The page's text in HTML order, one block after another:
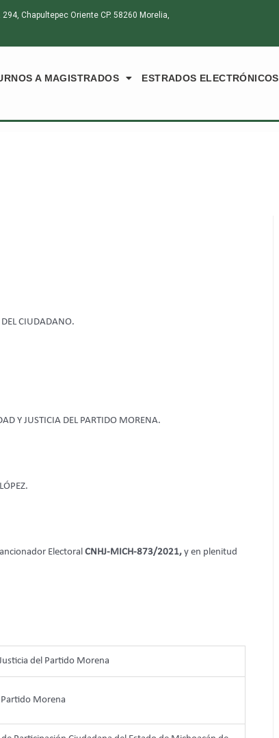
Chapultepec Oriente CP. 58260 Morelia,
A MAGISTRADOS ESTRADOS ELECTRÓNICOS
DEL CIUDADANO.
Y JUSTICIA DEL PARTIDO MORENA.
Electoral CNHJ-MICH-873/2021, y en plenitud
del Partido Morena
Partido Morena